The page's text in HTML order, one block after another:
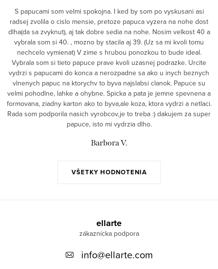
VŠETKY HODNOTENIA
S papucami som velmi spokojna. I ked by som po vyskusani asi
radsej zvolila o cislo mensie, pretoze papuca vyzera na nohe dost
dlha(da sa zvyknut), aj tak dobre sedia na nohe. Nosim velkost 40 a
vybrala som si 40. , mozno by stacila aj 39. (Uz sa mi kvoli tomu
nechcelo vymienat) V zime s hrubou ponozkou to bude ideal.
Vybrala som si tieto papuce prave kvoli uzasnej podrazke. Urcite
vydrzi s papucami do konca a nerozpadne sa ako u inych beznych
vlnenych papuc na ktorychv to byva najslabsi clanok. Papuce su
velmi pohodlne, lahke a ohybne. Spicka a pata je jemne spevnena a
formovana, ziadny karton ako to byva,ale koza, ktora vydrzi a netlaci.
Rada som podporila nasich vyrobcov,je to treba :) dakujem za super
papuce, isto mi vydrzia dlho.
Barbora V.
ellarte
info@ellarte.com